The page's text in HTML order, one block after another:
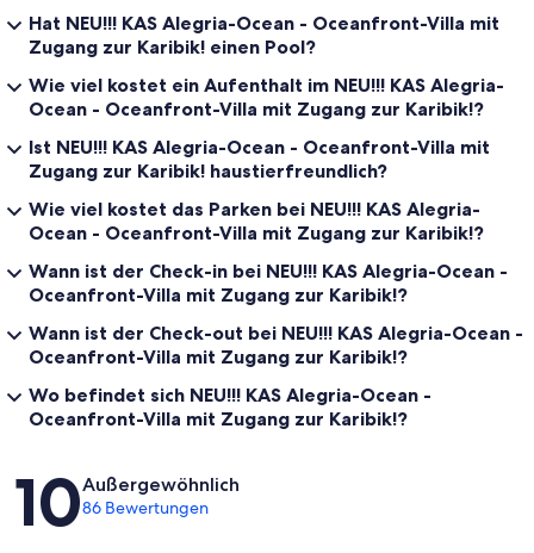
Hat NEU!!! KAS Alegria-Ocean - Oceanfront-Villa mit
Zugang zur Karibik! einen Pool?
Wie viel kostet ein Aufenthalt im NEU!!! KAS Alegria-
Ocean - Oceanfront-Villa mit Zugang zur Karibik!?
Ist NEU!!! KAS Alegria-Ocean - Oceanfront-Villa mit
Zugang zur Karibik! haustierfreundlich?
Wie viel kostet das Parken bei NEU!!! KAS Alegria-
Ocean - Oceanfront-Villa mit Zugang zur Karibik!?
Wann ist der Check-in bei NEU!!! KAS Alegria-Ocean -
Oceanfront-Villa mit Zugang zur Karibik!?
Wann ist der Check-out bei NEU!!! KAS Alegria-Ocean -
Oceanfront-Villa mit Zugang zur Karibik!?
Wo befindet sich NEU!!! KAS Alegria-Ocean -
Oceanfront-Villa mit Zugang zur Karibik!?
Bewertungen
10Außergewöhnlich
86 Bewertungen